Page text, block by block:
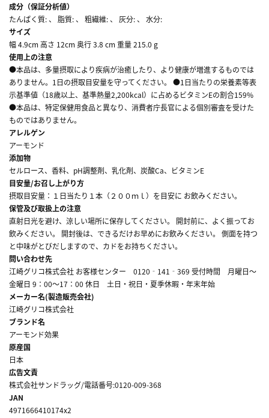
成分（保証分析値）
たんぱく質: 、 脂質: 、 粗繊維: 、 灰分: 、 水分:
サイズ
幅 4.9cm 高さ 12cm 奥行 3.8 cm 重量 215.0 g
使用上の注意
●本品は、多量摂取により疾病が治癒したり、より健康が増進するものでは
ありません。1日の摂取目安量を守ってください。 ●1日当たりの栄養素等表
示基準値（18歳以上、基準熱量2,200kcal）に占めるビタミンEの割合159%
●本品は、特定保健用食品と異なり、消費者庁長官による個別審査を受けた
ものではありません。
アレルゲン
アーモンド
添加物
セルロース、香料、pH調整剤、乳化剤、炭酸Ca、ビタミンE
目安量/お召し上がり方
摂取目安量：１日当たり１本（２００ｍｌ）を目安に お飲みください。
保管及び取扱上の注意
直射日光を避け、涼しい場所に保存してください。 開封前に、よく振ってお
飲みください。 開封後は、できるだけお早めにお飲みください。 側面を持つ
と中味がとびだしますので、カドをお持ちください。
問い合わせ先
江崎グリコ株式会社 お客様センター 0120‐141‐369 受付時間 月曜日～
金曜日 9：00～17：00 休日 土日・祝日・夏季休暇・年末年始
メーカー名(製造販売会社)
江崎グリコ株式会社
ブランド名
アーモンド効果
原産国
日本
広告文責
株式会社サンドラッグ/電話番号:0120-009-368
JAN
4971666410174x2